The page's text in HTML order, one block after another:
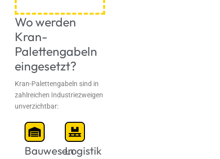
Wo werden
Kran-
Palettengabeln
eingesetzt?
Kran-Palettengabeln sind in
zahlreichen Industriezweigen
unverzichtbar:
BauwesenLogistik